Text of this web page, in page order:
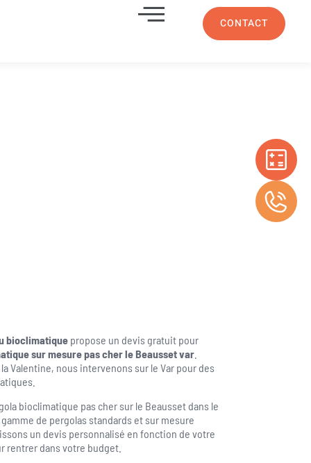
CONTACT
bioclimatique propose un devis gratuit pour
sur mesure pas cher le Beausset var
Valentine, nous intervenons sur le Var pour des
bioclimatique pas cher sur le Beausset dans le
de pergolas standards et sur mesure
un devis personnalisé en fonction de votre
rentrer dans votre budget.